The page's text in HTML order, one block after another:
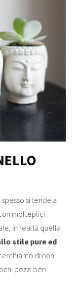
spesso si tende a
molteplici
in realtà quella
stile pure ed
di non
pezzi ben